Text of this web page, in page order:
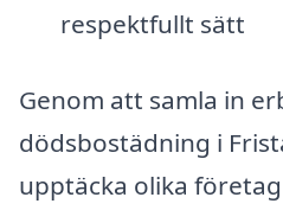
respektfullt sätt
Genom att samla in
dödsbostädning i
upptäcka olika